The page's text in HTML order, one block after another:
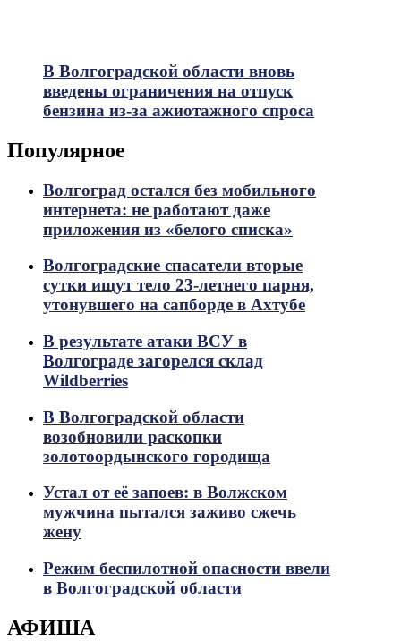
В Волгоградской области вновь
введены ограничения на отпуск
бензина из-за ажиотажного спроса
Популярное
Волгоград остался без мобильного
интернета: не работают даже
приложения из «белого списка»
Волгоградские спасатели вторые
сутки ищут тело 23-летнего парня,
утонувшего на сапборде в Ахтубе
В результате атаки ВСУ в
Волгограде загорелся склад
Wildberries
В Волгоградской области
возобновили раскопки
золотоордынского городища
Устал от её запоев: в Волжском
мужчина пытался заживо сжечь
жену
Режим беспилотной опасности ввели
в Волгоградской области
АФИША